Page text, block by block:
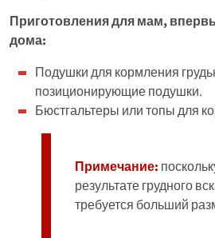
Приготовления для мам,
дома:
Подушки для кормления
позиционирующие подушки.
Бюстгальтеры или топы для
Примечание:
результате грудного
требуется больший